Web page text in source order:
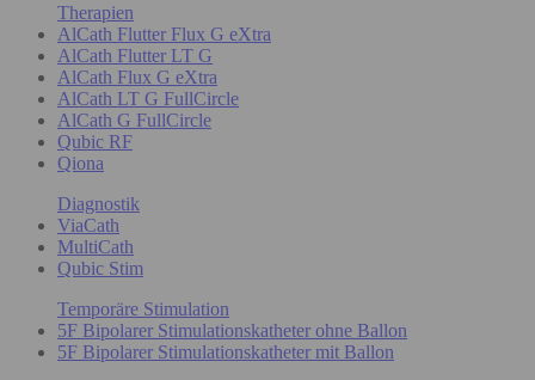
Therapien
AlCath Flutter Flux G eXtra
AlCath Flutter LT G
AlCath Flux G eXtra
AlCath LT G FullCircle
AlCath G FullCircle
Qubic RF
Qiona
Diagnostik
ViaCath
MultiCath
Qubic Stim
Temporäre Stimulation
5F Bipolarer Stimulationskatheter ohne Ballon
5F Bipolarer Stimulationskatheter mit Ballon